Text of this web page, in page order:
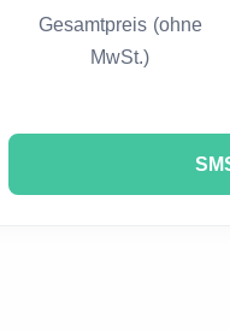
Gesamtpreis (ohne
MwSt.)